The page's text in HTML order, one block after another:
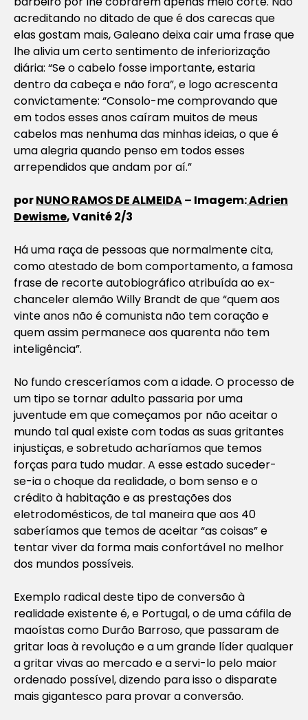
acreditando no ditado de que é dos carecas que
elas gostam mais, Galeano deixa cair uma frase que
lhe alivia um certo sentimento de inferiorização
diária: “Se o cabelo fosse importante, estaria
dentro da cabeça e não fora”, e logo acrescenta
convictamente: “Consolo-me comprovando que
em todos esses anos caíram muitos de meus
cabelos mas nenhuma das minhas ideias, o que é
uma alegria quando penso em todos esses
arrependidos que andam por aí.”
porNUNO RAMOS DE ALMEIDA– Imagem:Adrien
Dewisme, Vanité 2/3
Há uma raça de pessoas que normalmente cita,
como atestado de bom comportamento, a famosa
frase de recorte autobiográfico atribuída ao ex-
chanceler alemão Willy Brandt de que “quem aos
vinte anos não é comunista não tem coração e
quem assim permanece aos quarenta não tem
inteligência”.
No fundo cresceríamos com a idade. O processo de
um tipo se tornar adulto passaria por uma
juventude em que começamos por não aceitar o
mundo tal qual existe com todas as suas gritantes
injustiças, e sobretudo acharíamos que temos
forças para tudo mudar. A esse estado suceder-
se-ia o choque da realidade, o bom senso e o
crédito à habitação e as prestações dos
eletrodomésticos, de tal maneira que aos 40
saberíamos que temos de aceitar “as coisas” e
tentar viver da forma mais confortável no melhor
dos mundos possíveis.
Exemplo radical deste tipo de conversão à
realidade existente é, e Portugal, o de uma cáfila de
maoístas como Durão Barroso, que passaram de
gritar loas à revolução e a um grande líder qualquer
a gritar vivas ao mercado e a servi-lo pelo maior
ordenado possível, dizendo para isso o disparate
mais gigantesco para provar a conversão.